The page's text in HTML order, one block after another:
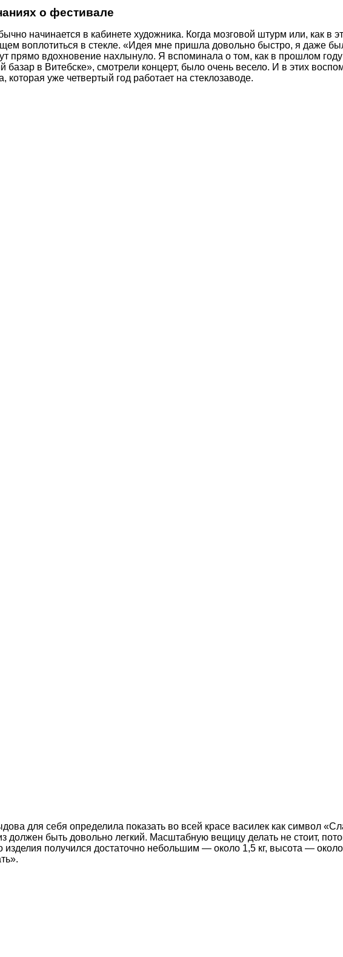
о фестивале
начинается в кабинете художника. Когда мозговой штурм или, как
воплотиться в стекле. «Идея мне пришла довольно быстро, я даже
прямо вдохновение нахлынуло. Я вспоминала о том, как в прошлом
в Витебске», смотрели концерт, было очень весело. И в этих
уже четвертый год работает на стеклозаводе.
для себя определила показать во всей красе василек как символ
должен быть довольно легкий. Масштабную вещицу делать не стоит,
изделия получился достаточно небольшим — около 1,5 кг, высота —